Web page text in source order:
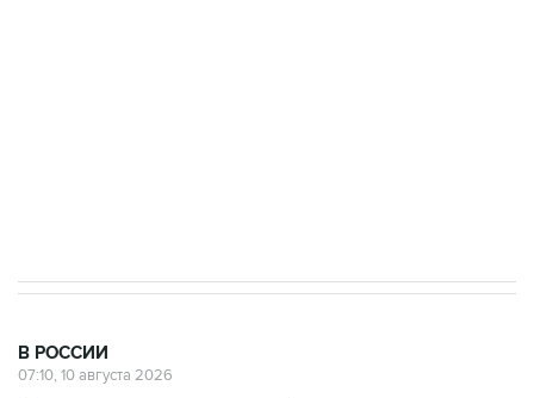
В РОССИИ
07:10, 10 августа 2026